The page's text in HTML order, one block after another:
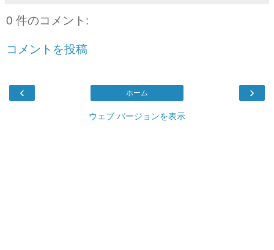
0 件のコメント:
コメントを投稿
‹ ›
ホーム
ウェブ バージョンを表示